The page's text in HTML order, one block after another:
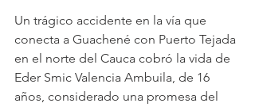
Un trágico accidente en la vía que
conecta a Guachené con Puerto Tejada
en el norte del Cauca cobró la vida de
Eder Smic Valencia Ambuila, de 16
años, considerado una promesa del